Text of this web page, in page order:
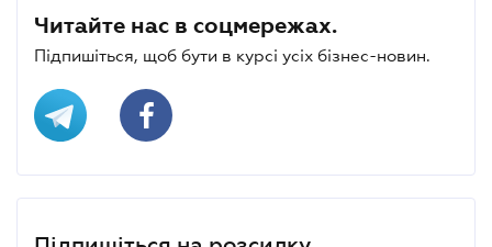
Читайте нас в соцмережах.
Підпишіться, щоб бути в курсі усіх бізнес-новин.